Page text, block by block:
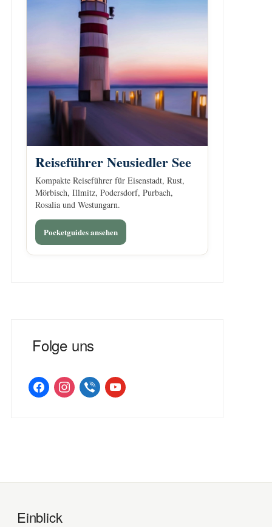
Reiseführer Neusiedler See
Kompakte Reiseführer für Eisenstadt, Rust,
Mörbisch, Illmitz, Podersdorf, Purbach,
Rosalia und Westungarn.
Pocketguides ansehen
Folge uns
facebookinstagramviber youtube
Einblick